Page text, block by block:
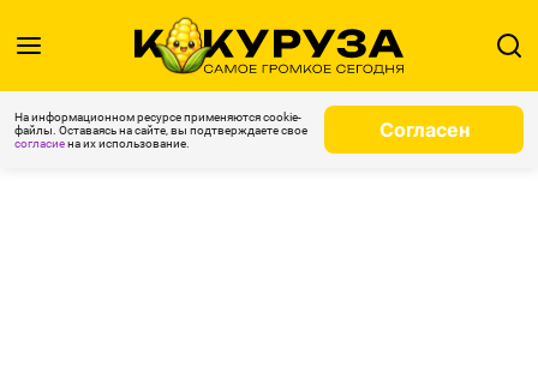
На информационном ресурсе применяются cookie-
файлы. Оставаясь на сайте, вы подтверждаете свое
согласиена их использование.
Согласен